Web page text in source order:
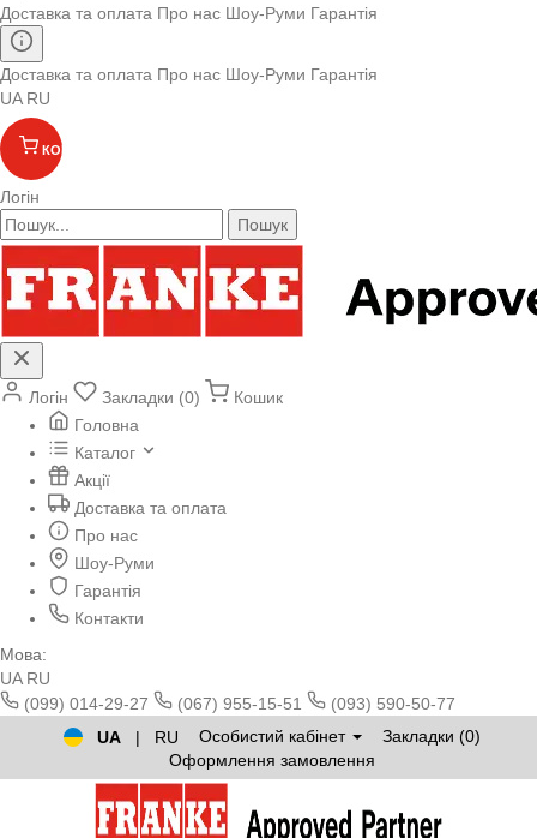
Доставка та оплата Про нас Шоу-Руми Гарантія
Доставка та оплата Про нас Шоу-Руми Гарантія
UA RU
КОШИК
Логін
Пошук
Логін Закладки (0)
Кошик
Головна
Каталог
Акції
Доставка та оплата
Про нас
Шоу-Руми
Гарантія
Контакти
Мова:
UA RU
(099) 014-29-27
(067) 955-15-51
(093) 590-50-77
UA
| RU Особистий кабінет
Закладки (0)
Оформлення замовлення